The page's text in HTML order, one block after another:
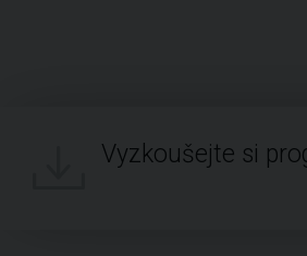
Vyzkoušejte si